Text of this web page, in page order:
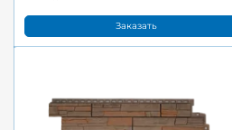
Заказать